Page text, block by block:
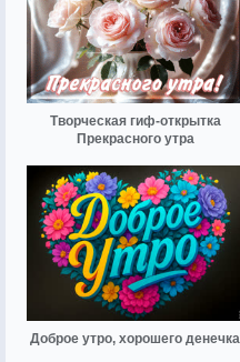
Творческая гиф-открытка
Прекрасного утра
Доброе утро, хорошего денечка